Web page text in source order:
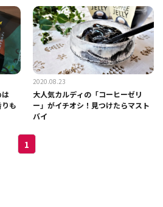
は
りも
2020.08.23
大人気カルディの「コーヒーゼリ
ー」がイチオシ！見つけたらマスト
バイ
1